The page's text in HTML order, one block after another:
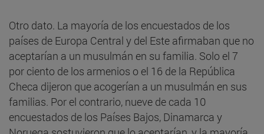
Otro dato. La mayoría de los encuestados de los
países de Europa Central y del Este afirmaban que no
aceptarían a un musulmán en su familia. Solo el 7
por ciento de los armenios o el 16 de la República
Checa dijeron que acogerían a un musulmán en sus
familias. Por el contrario, nueve de cada 10
encuestados de los Países Bajos, Dinamarca y